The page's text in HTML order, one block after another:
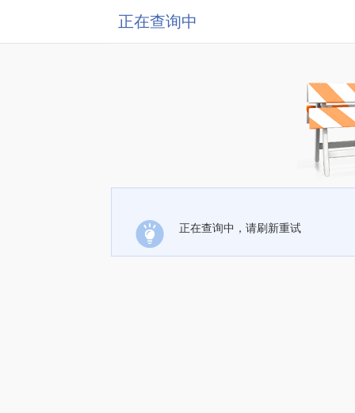
正在查询中
正在查询中，请刷新重试